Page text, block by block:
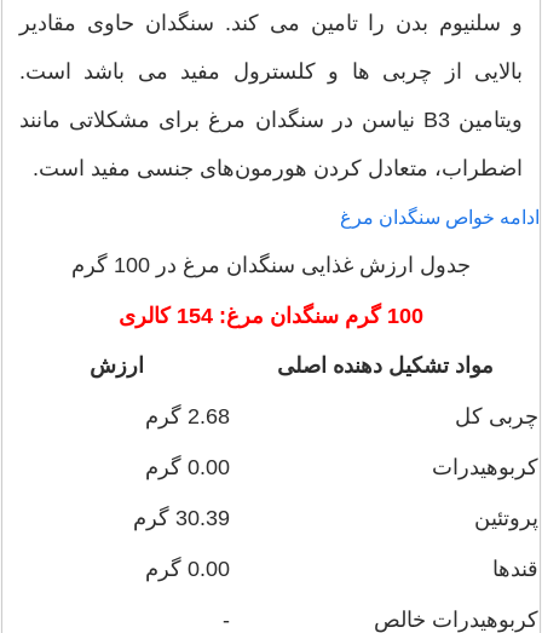
و سلنیوم بدن را تامین می کند. سنگدان حاوی مقادیر
بالایی از چربی ها و کلسترول مفید می باشد است.
ویتامین B3 نیاسن در سنگدان مرغ برای مشکلاتی مانند
اضطراب، متعادل کردن هورمون‌های جنسی مفید است.
ادامه خواص سنگدان مرغ
جدول ارزش غذایی سنگدان مرغ در 100 گرم
100 گرم سنگدان مرغ: 154 کالری
مواد تشکیل دهنده اصلی ارزش
چربی کل 2.68 گرم
کربوهیدرات 0.00 گرم
پروتئین 30.39 گرم
قندها 0.00 گرم
کربوهیدرات خالص -